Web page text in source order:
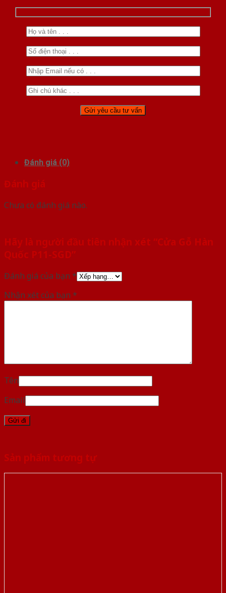
Đánh giá (0)
Đánh giá
Chưa có đánh giá nào.
Hãy là người đầu tiên nhận xét “Cửa Gỗ Hàn
Quốc P11-SGD”
Đánh giá của bạn *
Nhận xét của bạn *
Tên
Email
Sản phẩm tương tự